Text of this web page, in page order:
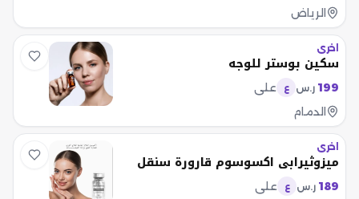
الرياض
اخرى
سكين بوستر للوجه
199 ر.س ع
علي
الدمام
اخرى
ميزوثيرابي اكسوسوم قارورة سنقل
189 ر.س ع
علي